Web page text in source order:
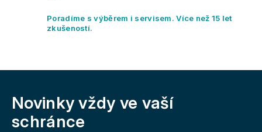
ý
Poradíme s výběrem i servisem. Více než 15 let
zkušeností.
Novinky vždy ve vaší
schránce